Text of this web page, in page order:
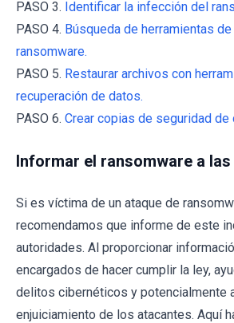
PASO 3. Identificar la infección del
PASO 4. Búsqueda de herramientas
ransomware.
PASO 5. Restaurar archivos con
recuperación de datos.
PASO 6. Crear copias de seguridad de
Informar el ransomware a
Si es víctima de un ataque de
recomendamos que informe de este
autoridades. Al proporcionar
encargados de hacer cumplir la ley,
delitos cibernéticos y potencialmente
enjuiciamiento de los atacantes. Aquí